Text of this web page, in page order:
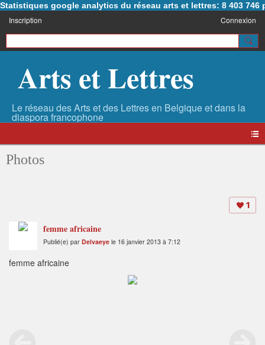
Statistiques google analytics du réseau arts et lettres: 8 403 746
Inscription Connexion
Arts et Lettres
Photos
1
femme africaine
Publié(e) par Delvaeye le 16 janvier 2013 à 7:12
femme africaine